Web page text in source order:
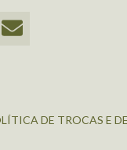
DE TROCAS E